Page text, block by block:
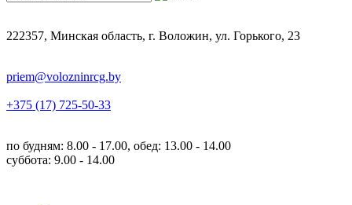
222357, Минская область, г. Воложин, ул. Горького, 23
priem@volozninrcg.by
+375 (17) 725-50-33
по будням: 8.00 - 17.00, обед: 13.00 - 14.00
суббота: 9.00 - 14.00